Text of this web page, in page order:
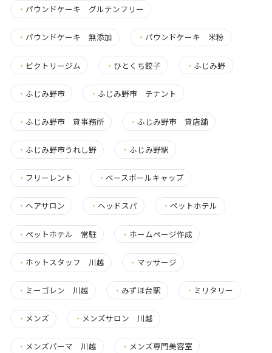
・ パウンドケーキ グルテンフリー
・ パウンドケーキ 無添加 ・ パウンドケーキ 米粉
・ ビクトリージム ・ ひとくち餃子 ・ふじみ野
・ ふじみ野市 ・ふじみ野市 テナント
・ ふじみ野市 貸事務所 ・ふじみ野市 貸店舗
・ ふじみ野市うれし野 ・ふじみ野駅
・ フリーレント ・ ベースボールキャップ
・ ヘアサロン ・ ヘッドスパ ・ペットホテル
・ ペットホテル 常駐 ・ ホームページ作成
・ ホットスタッフ 川越 ・ マッサージ
・ ミーゴレン 川越 ・ みずほ台駅 ・ ミリタリー
・ メンズ ・ メンズサロン 川越
・ メンズパーマ 川越 ・ メンズ専門美容室